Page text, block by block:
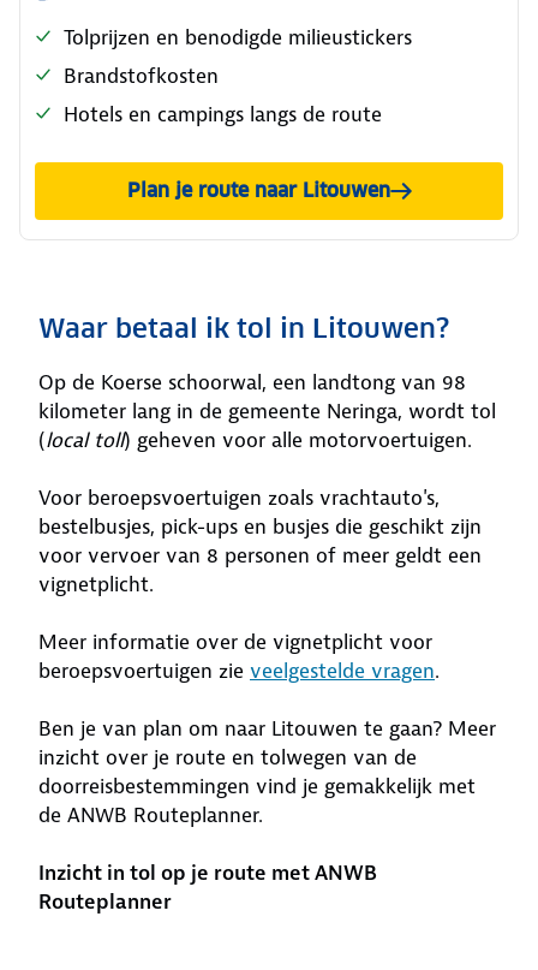
Tolprijzen en benodigde milieustickers
Brandstofkosten
Hotels en campings langs de route
Plan je route naar Litouwen
Waar betaal ik tol in Litouwen?
Op de Koerse schoorwal, een landtong van 98
kilometer lang in de gemeente Neringa, wordt tol
(local toll) geheven voor alle motorvoertuigen.
Voor beroepsvoertuigen zoals vrachtauto's,
bestelbusjes, pick-ups en busjes die geschikt zijn
voor vervoer van 8 personen of meer geldt een
vignetplicht.
Meer informatie over de vignetplicht voor
beroepsvoertuigen zie veelgestelde vragen.
Ben je van plan om naar Litouwen te gaan? Meer
inzicht over je route en tolwegen van de
doorreisbestemmingen vind je gemakkelijk met
de ANWB Routeplanner.
Inzicht in tol op je route met ANWB
Routeplanner